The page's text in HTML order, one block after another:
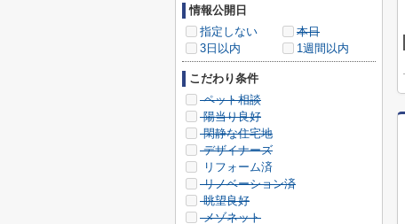
情報公開日
指定しない
本日
3日以内
1週間以内
こだわり条件
ペット相談
陽当り良好
閑静な住宅地
デザイナーズ
リフォーム済
リノベーション済
眺望良好
メゾネット